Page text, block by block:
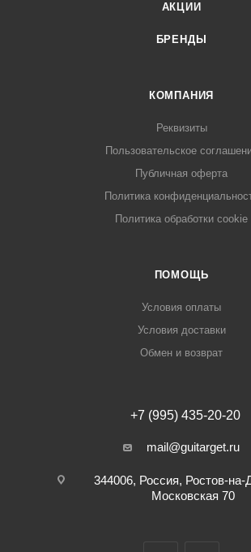
АКЦИИ
БРЕНДЫ
КОМПАНИЯ
Реквизиты
Пользовательское
Публичная оферта
Политика
Политика обработки cookie
ПОМОЩЬ
Условия оплаты
Условия доставки
Обмен и возврат
+7 (995) 435-20-20
mail@guitarget.ru
344006, Россия, Ростов-на-
Московская 70